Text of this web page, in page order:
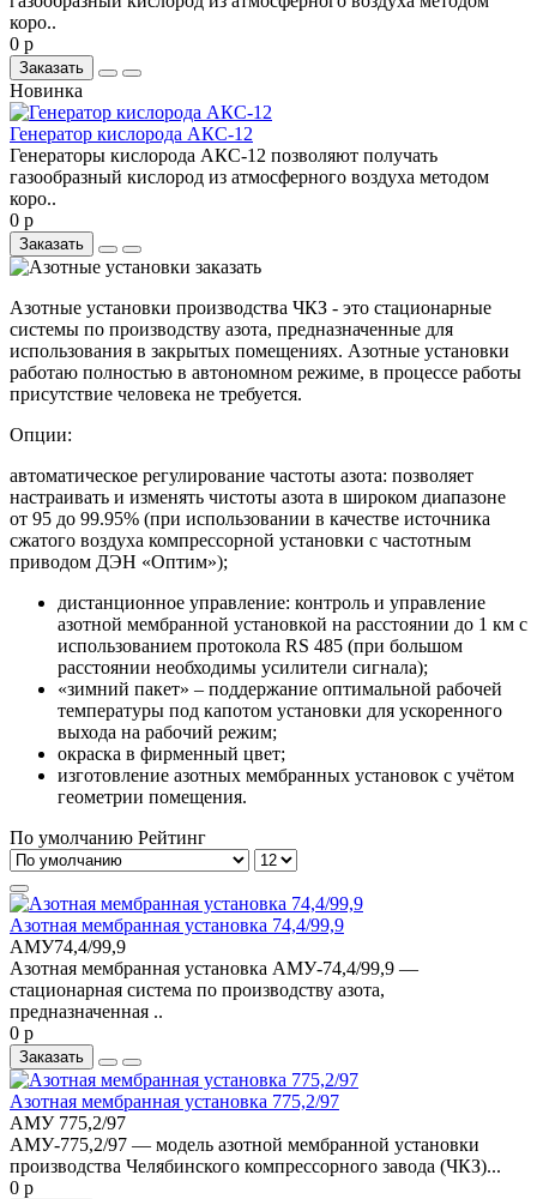
коро..
0 р
Заказать
Новинка
Генератор кислорода АКС-12
Генераторы кислорода АКС-12 позволяют получать
газообразный кислород из атмосферного воздуха методом
коро..
0 р
Заказать
Азотные установки производства ЧКЗ - это стационарные
системы по производству азота, предназначенные для
использования в закрытых помещениях. Азотные установки
работаю полностью в автономном режиме, в процессе работы
присутствие человека не требуется.
Опции:
автоматическое регулирование частоты азота: позволяет
настраивать и изменять чистоты азота в широком диапазоне
от 95 до 99.95% (при использовании в качестве источника
сжатого воздуха компрессорной установки с частотным
приводом ДЭН «Оптим»);
дистанционное управление: контроль и управление
азотной мембранной установкой на расстоянии до 1 км с
использованием протокола RS 485 (при большом
расстоянии необходимы усилители сигнала);
«зимний пакет» – поддержание оптимальной рабочей
температуры под капотом установки для ускоренного
выхода на рабочий режим;
окраска в фирменный цвет;
изготовление азотных мембранных установок с учётом
геометрии помещения.
По умолчанию Рейтинг
Азотная мембранная установка 74,4/99,9
АМУ74,4/99,9
Азотная мембранная установка АМУ-74,4/99,9 —
стационарная система по производству азота,
предназначенная ..
0 р
Заказать
Азотная мембранная установка 775,2/97
АМУ 775,2/97
АМУ-775,2/97 — модель азотной мембранной установки
производства Челябинского компрессорного завода (ЧКЗ)...
0 р